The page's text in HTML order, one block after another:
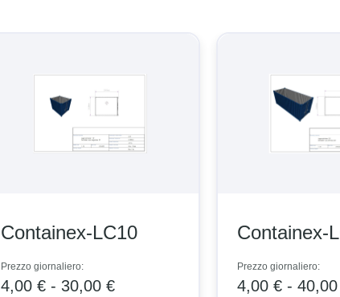
Containex-LC10
Prezzo giornaliero:
4,00 € - 30,00 €
Containex-
Prezzo giornaliero:
4,00 € -